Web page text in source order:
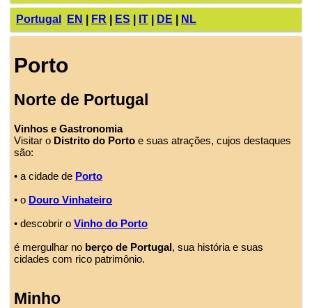
Portugal EN FR ES IT DE NL
Porto
Norte de Portugal
Vinhos e Gastronomia
Visitar o Distrito do Porto e suas atrações, cujos destaques
são:
• a cidade de Porto
• o Douro Vinhateiro
• descobrir o Vinho do Porto
é mergulhar no berço de Portugal, sua história e suas
cidades com rico patrimônio.
Minho